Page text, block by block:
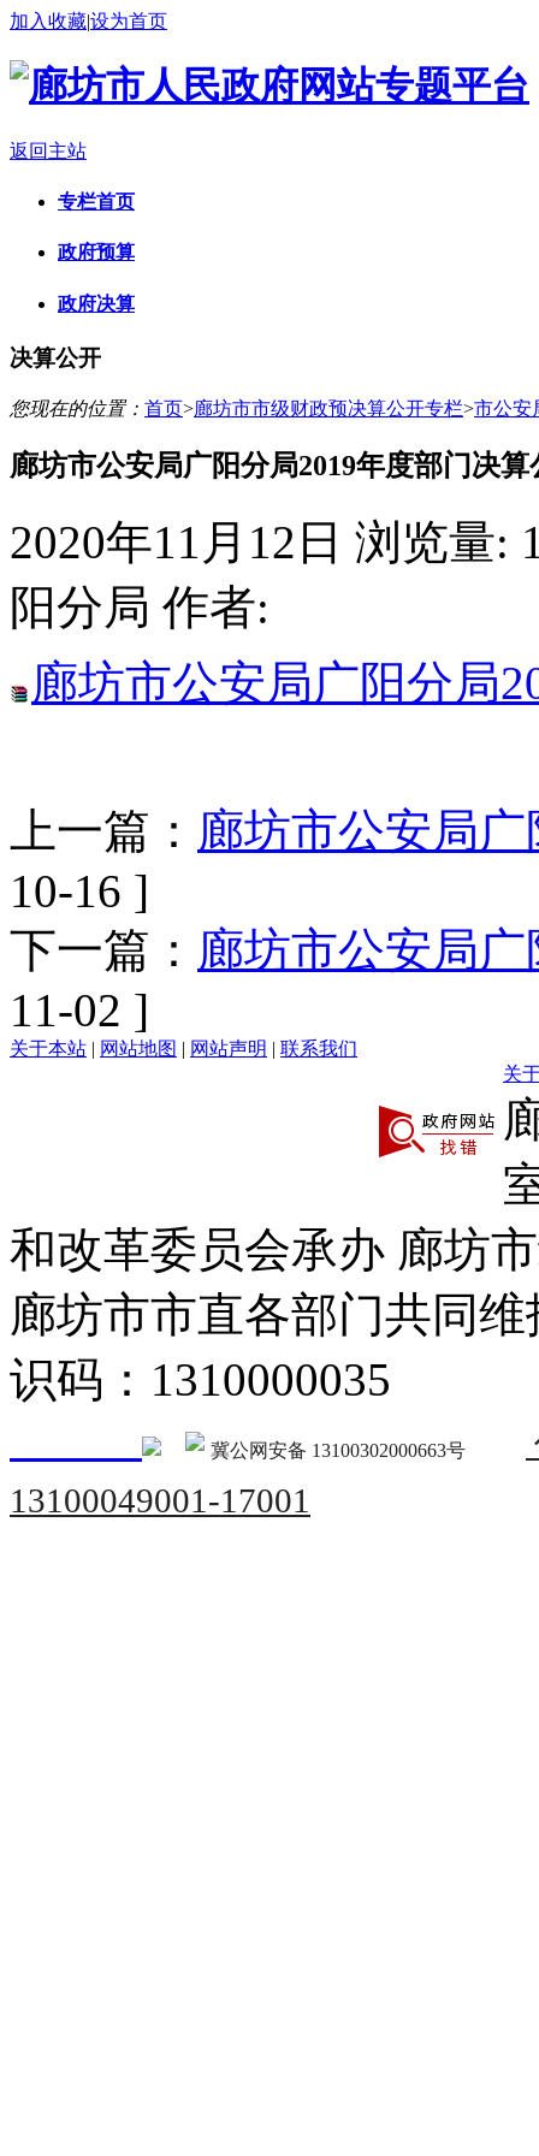
加入收藏|设为首页
返回主站
专栏首页
政府预算
政府决算
决算公开
您现在的位置： 首页>廊坊市市级财政预决算公开专栏>市公安
廊坊市公安局广阳分局2019年度部门决算
2020年11月12日 浏览量:
阳分局 作者:
廊坊市公安局广阳分局
上一篇： 廊坊市公安局
10-16 ]
下一篇： 廊坊市公安局
11-02 ]
关于本站 | 网站地图 | 网站声明 | 联系我们
关
和改革委员会承办 廊坊
廊坊市市直各部门共同
识码：1310000035
冀公网安备 13100302000663号
13100049001-17001